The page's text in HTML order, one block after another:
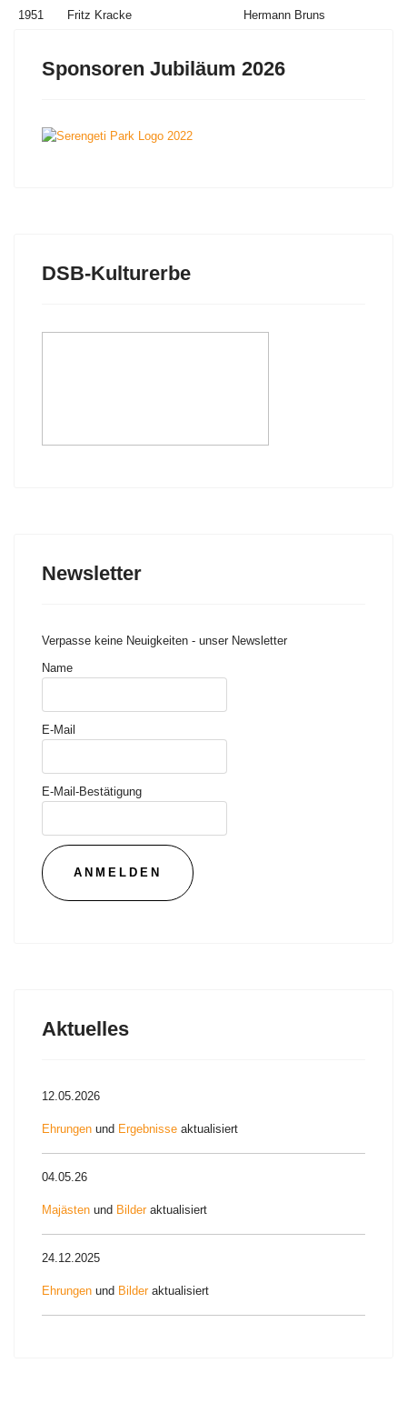
1951
Fritz Kracke Hermann Bruns
Sponsoren Jubiläum 2026
DSB-Kulturerbe
Newsletter
Verpasse keine Neuigkeiten - unser Newsletter
Name
E-Mail
E-Mail-Bestätigung
Aktuelles
12.05.2026
Ehrungen und Ergebnisse aktualisiert
04.05.26
Majästen und Bilderaktualisiert
24.12.2025
Ehrungen und Bilderaktualisiert